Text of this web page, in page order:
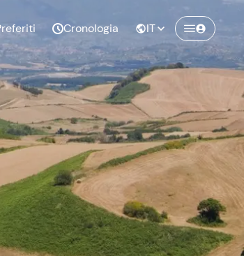
al
Cronologia IT
Crea un account Freedome
Unisciti a una community di avventurieri
come te e colleziona ricordi indimenticabili!
Continua con l'email